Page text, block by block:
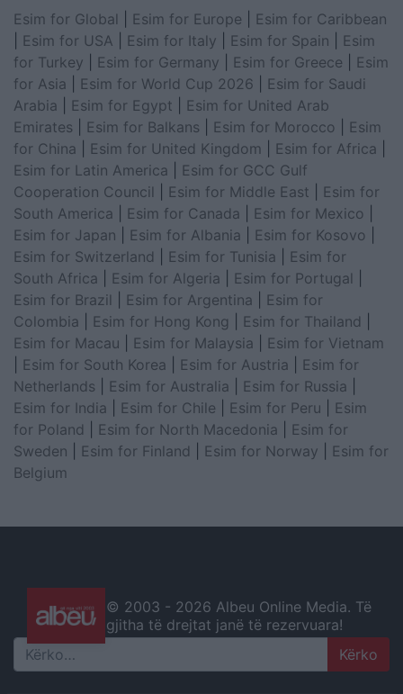
Esim for Global Esim for Europe
Esim for Caribbean
Esim for USA Esim for Italy Esim for Spain
Esim
for Turkey
Esim for Germany Esim for Greece
Esim
for Asia
Esim for World Cup 2026
Esim for Saudi
Arabia
Esim for Egypt
Esim for United Arab
Emirates
Esim for Balkans Esim for Morocco
Esim
for China
Esim for United Kingdom Esim for Africa
Esim for Latin America
Esim for GCC Gulf
Cooperation Council
Esim for Middle East
Esim for
South America
Esim for Canada Esim for Mexico
Esim for Japan
Esim for Albania Esim for Kosovo
Esim for Switzerland
Esim for Tunisia
Esim for
South Africa
Esim for Algeria Esim for Portugal
Esim for Brazil
Esim for Argentina
Esim for
Colombia
Esim for Hong Kong Esim for Thailand
Esim for Macau
Esim for Malaysia
Esim for Vietnam
Esim for South Korea Esim for Austria
Esim for
Netherlands
Esim for Australia Esim for Russia
Esim for India
Esim for Chile Esim for Peru
Esim
for Poland
Esim for North Macedonia
Esim for
Sweden
Esim for Finland Esim for Norway
Esim for
Belgium
© 2003 - 2026 Albeu Online Media. Të
gjitha të drejtat janë të rezervuara!
Search